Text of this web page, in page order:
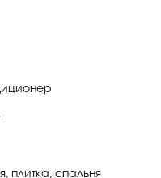
плитка, спальня